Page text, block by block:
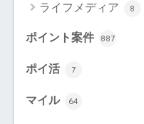
ライフメディア 8
ポイント案件 887
ポイ活 7
マイル 64